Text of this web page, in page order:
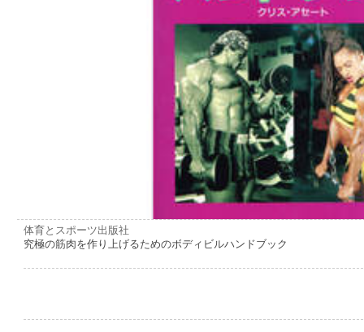
体育とスポーツ出版社
究極の筋肉を作り上げるためのボディビルハンドブック